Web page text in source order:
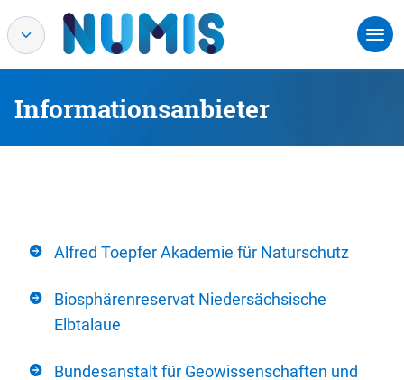
Informationsanbieter
Alfred Toepfer Akademie für Naturschutz
Biosphärenreservat Niedersächsische
Elbtalaue
Bundesanstalt für Geowissenschaften und